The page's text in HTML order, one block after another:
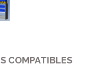
COMPATIBLES